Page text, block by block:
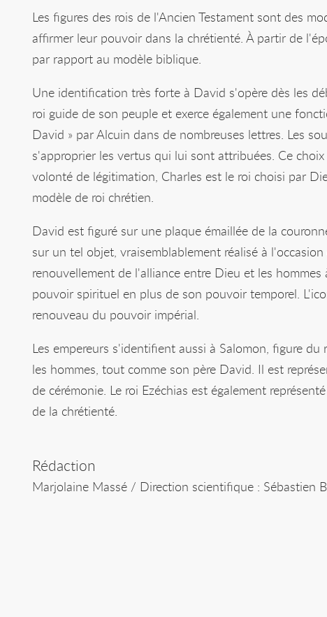
Les figures des rois de l'Ancien Testament sont des
affirmer leur pouvoir dans la chrétienté. À partir de
par rapport au modèle biblique.
Une identification très forte à David s'opère dès les
roi guide de son peuple et exerce également une
David » par Alcuin dans de nombreuses lettres. Les
s'approprier les vertus qui lui sont attribuées. Ce
volonté de légitimation, Charles est le roi choisi par
modèle de roi chrétien.
David est figuré sur une plaque émaillée de la
sur un tel objet, vraisemblablement réalisé à
renouvellement de l'alliance entre Dieu et les
pouvoir spirituel en plus de son pouvoir temporel.
renouveau du pouvoir impérial.
Les empereurs s'identifient aussi à Salomon, figure
les hommes, tout comme son père David. Il est
de cérémonie. Le roi Ezéchias est également
de la chrétienté.
Rédaction
Marjolaine Massé / Direction scientifique : Sébastien